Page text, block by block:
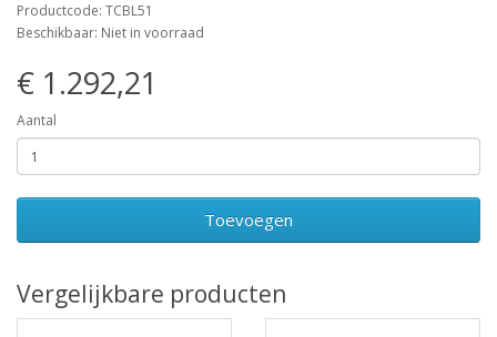
Productcode: TCBL51
Beschikbaar: Niet in voorraad
€ 1.292,21
Aantal
Toevoegen
Vergelijkbare producten